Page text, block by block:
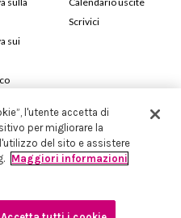
sui
Scrivici
Monte Nero, 84 - 20135 Milano
- Capitale Sociale 258.250 €
nr.198004 e REA nr.1051898
l'utente accetta di
per migliorare la
del sito e assistere
Maggiori informazioni